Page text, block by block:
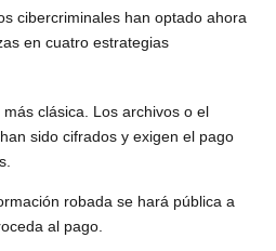
cibercriminales han optado ahora
en cuatro estrategias
más clásica. Los archivos o el
sido cifrados y exigen el pago
robada se hará pública a
al pago.